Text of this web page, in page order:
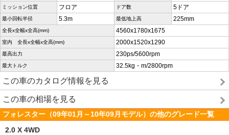
ミッション位置 フロア ドア数 5ドア
最小回転半径 5.3m 最低地上高 225mm
全長x全幅x全高(mm) 4560x1780x1675
室内 全長x全幅x全高(mm) 2000x1520x1290
最高出力 230ps/5600rpm
最大トルク 32.5kg・m/2800rpm
この車のカタログ情報を見る
この車の相場を見る
フォレスター（09年01月～10年09月モデル）の他のグレード一覧
2.0 X 4WD